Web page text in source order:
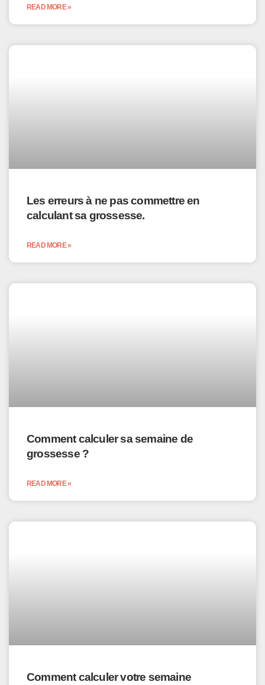
READ MORE »
Les erreurs à ne pas commettre en
calculant sa grossesse.
READ MORE »
Comment calculer sa semaine de
grossesse ?
READ MORE »
Comment calculer votre semaine